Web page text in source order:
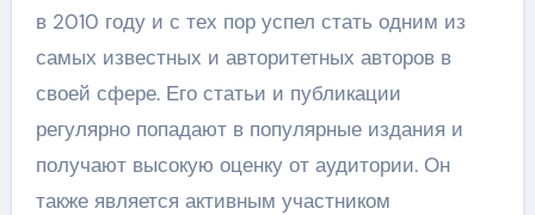
в 2010 году и с тех пор успел стать одним из
самых известных и авторитетных авторов в
своей сфере. Его статьи и публикации
регулярно попадают в популярные издания и
получают высокую оценку от аудитории. Он
также является активным участником